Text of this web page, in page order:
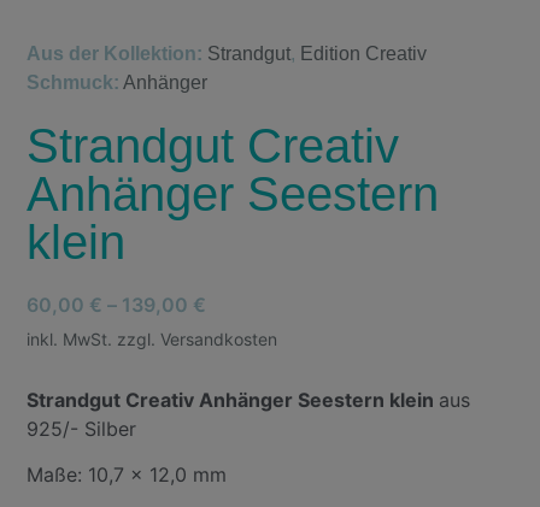
Aus der Kollektion: Strandgut, Edition Creativ
Schmuck: Anhänger
Strandgut Creativ
Anhänger Seestern
klein
60,00 € – 139,00 €
inkl. MwSt. zzgl. Versandkosten
Strandgut Creativ Anhänger Seestern klein aus
925/- Silber
Maße: 10,7 x 12,0 mm